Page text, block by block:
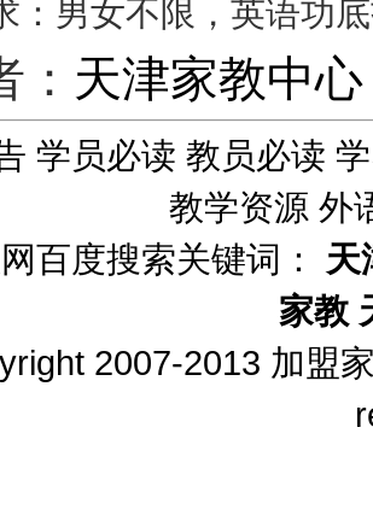
：男女不限，英语功
天津家教中心
学员必读 教员必读
教学资源 外
百度搜索关键词： 天
家教
2007-2013 加盟